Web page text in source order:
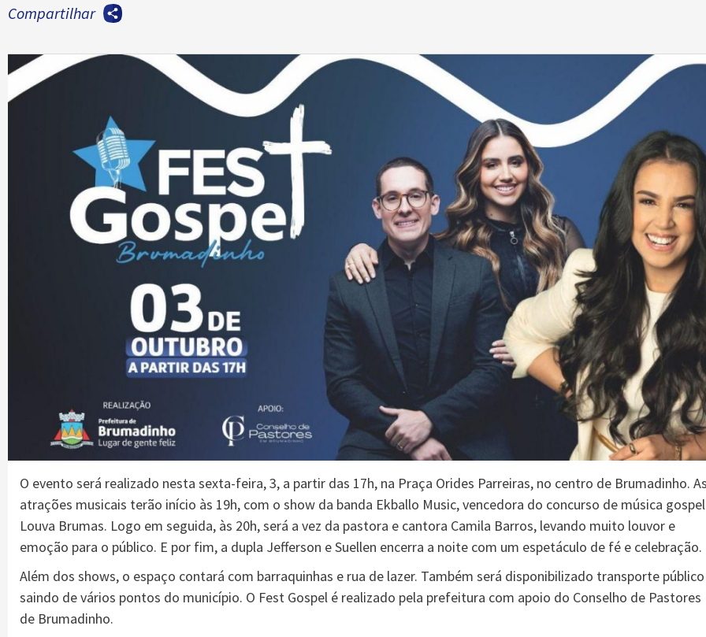
Compartilhar
O evento será realizado nesta sexta-feira, 3, a partir das 17h, na Praça Orides Parreiras, no centro de Brumadinho.
atrações musicais terão início às 19h, com o show da banda Ekballo Music, vencedora do concurso de música gospel
Louva Brumas. Logo em seguida, às 20h, será a vez da pastora e cantora Camila Barros, levando muito louvor e
emoção para o público. E por fim, a dupla Jefferson e Suellen encerra a noite com um espetáculo de fé e celebração.
Além dos shows, o espaço contará com barraquinhas e rua de lazer. Também será disponibilizado transporte público
saindo de vários pontos do município. O Fest Gospel é realizado pela prefeitura com apoio do Conselho de Pastores
de Brumadinho.